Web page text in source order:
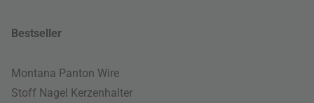
Bestseller
Montana Panton Wire
Stoff Nagel Kerzenhalter